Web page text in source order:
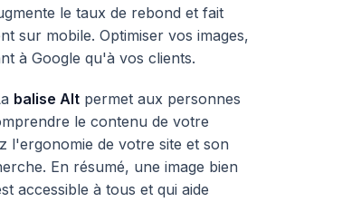
le taux de rebond et fait
sur mobile. Optimiser vos images,
à Google qu'à vos clients.
balise Alt permet aux personnes
le contenu de votre
l'ergonomie de votre site et son
En résumé, une image bien
accessible à tous et qui aide